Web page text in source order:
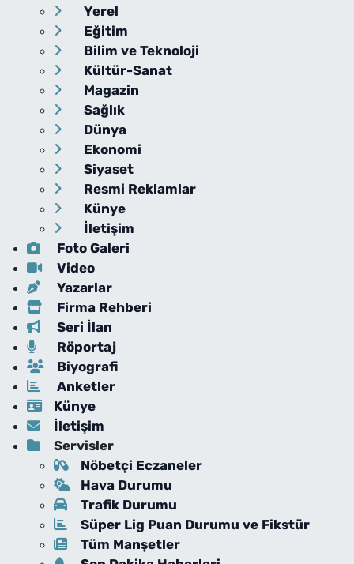
Yerel
Eğitim
Bilim ve Teknoloji
Kültür-Sanat
Magazin
Sağlık
Dünya
Ekonomi
Siyaset
Resmi Reklamlar
Künye
İletişim
Foto Galeri
Video
Yazarlar
Firma Rehberi
Seri İlan
Röportaj
Biyografi
Anketler
Künye
İletişim
Servisler
Nöbetçi Eczaneler
Hava Durumu
Trafik Durumu
Süper Lig Puan Durumu ve Fikstür
Tüm Manşetler